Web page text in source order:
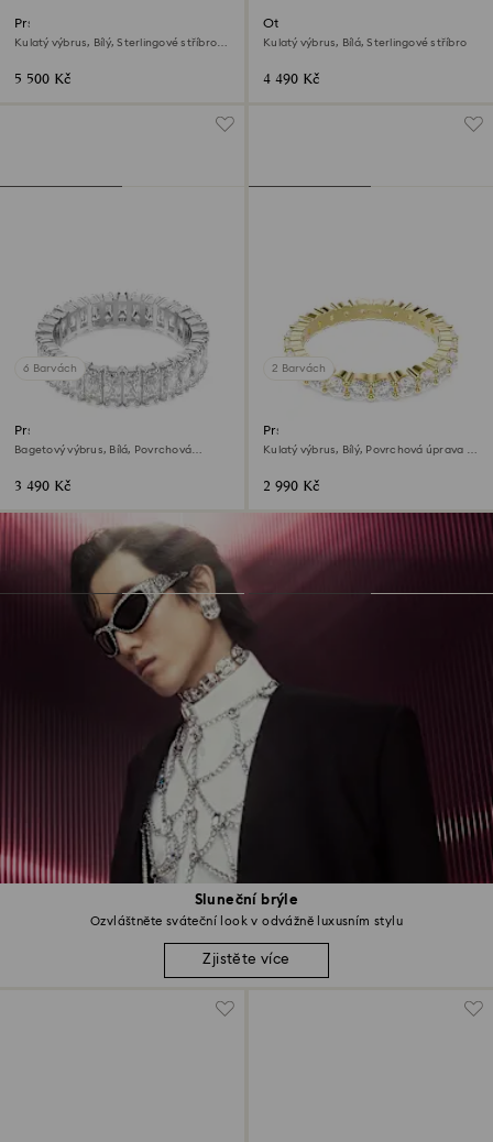
Sluneční brýle
Ozvláštněte sváteční look v odvážně luxusním stylu
Zjistěte více
Prsten kroužek Swarovski
Classica
Kulatý výbrus, Bílý, Sterlingové stříbro,
5 500 Kč
Otevřený prsten Swarovski
Classica
Kulatý výbrus, Bílá, Sterlingové stříbro
4 490 Kč
6 Barvách
Prsten Matrix
Bagetový výbrus, Bílá, Povrchová
3 490 Kč
2 Barvách
Prsten kroužek Matrix Vittore
Kulatý výbrus, Bílý, Povrchová úprava z
2 990 Kč